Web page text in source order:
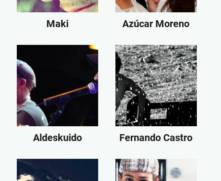
Maki Azúcar Moreno
Aldeskuido Fernando Castro